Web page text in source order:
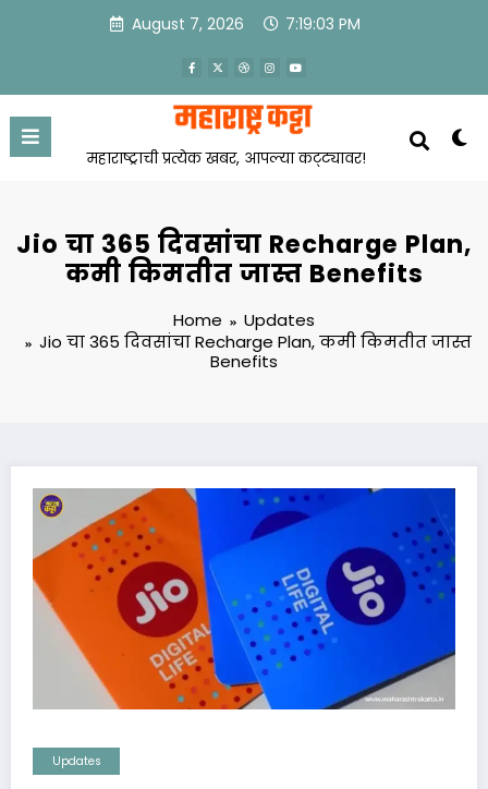
August 7, 2026 7:19:04 PM
महाराष्ट्राची प्रत्येक खबर, आपल्या कट्ट्यावर!
Jio चा 365 दिवसांचा Recharge Plan,
कमी किमतीत जास्त Benefits
Home
Updates
Jio चा 365 दिवसांचा Recharge Plan, कमी किमतीत जास्त
Benefits
Updates